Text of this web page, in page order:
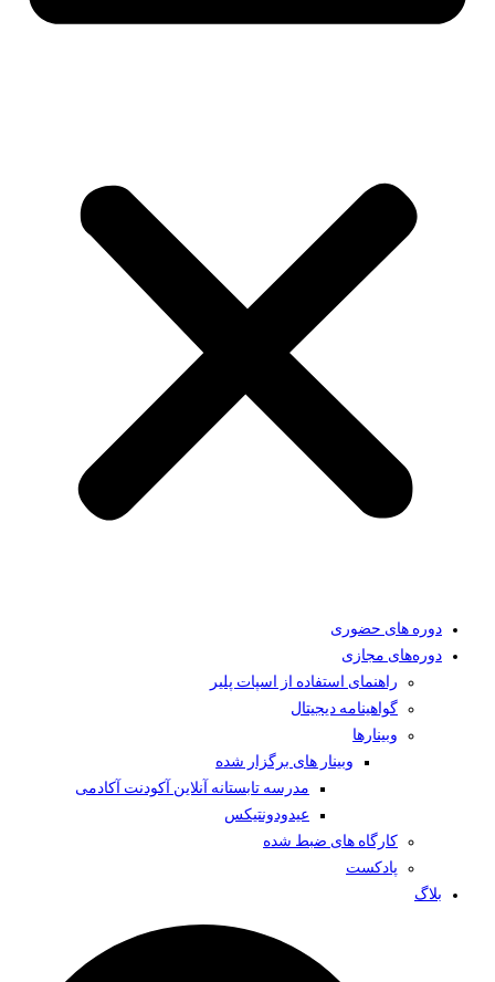
دوره های حضوری
دوره‌های مجازی
راهنمای استفاده از اسپات پلیر
گواهینامه دیجیتال
وبینار‌ها
وبینار های برگزار شده
مدرسه تابستانه آنلاین آکودنت آکادمی
عیدودونتیکس
کارگاه های ضبط شده
پادکست
بلاگ